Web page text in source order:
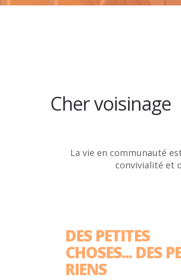
Cher voisinage
La vie en communauté
convivialité et
DES PETITES
CHOSES... DES
RIENS